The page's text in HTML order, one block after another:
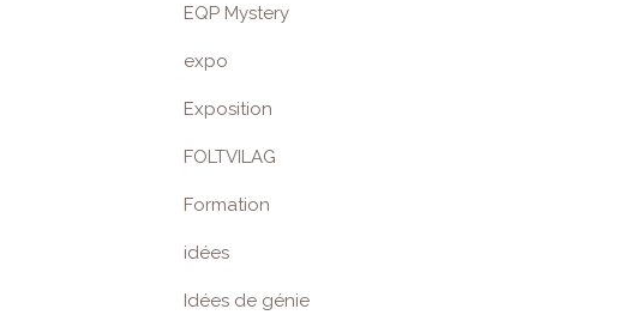
EQP Mystery
expo
Exposition
FOLTVILAG
Formation
idées
Idées de génie